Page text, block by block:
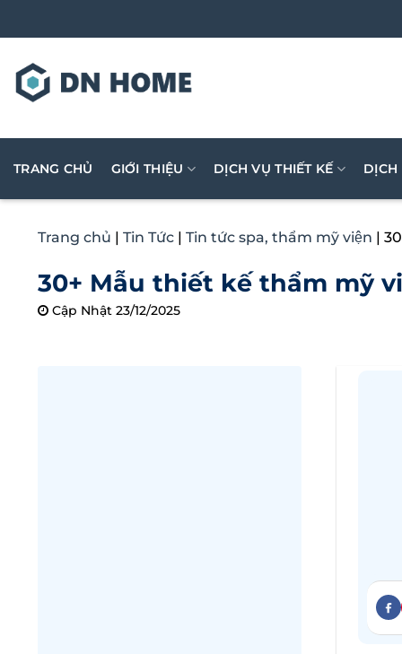
qua
dung
TRANG CHỦ GIỚI THIỆU DỊCH VỤ THIẾT KẾ DỊCH
Trang chủ | Tin Tức | Tin tức spa, thẩm mỹ viện |
30+ Mẫu thiết kế thẩm mỹ
Cập Nhật 23/12/2025